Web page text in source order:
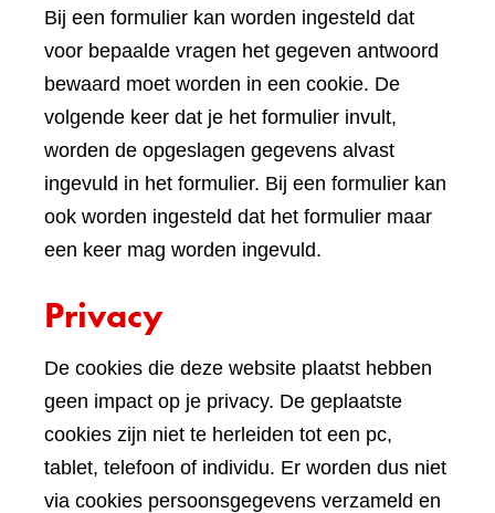
Bij een formulier kan worden ingesteld dat
voor bepaalde vragen het gegeven antwoord
bewaard moet worden in een cookie. De
volgende keer dat je het formulier invult,
worden de opgeslagen gegevens alvast
ingevuld in het formulier. Bij een formulier kan
ook worden ingesteld dat het formulier maar
een keer mag worden ingevuld.
Privacy
De cookies die deze website plaatst hebben
geen impact op je privacy. De geplaatste
cookies zijn niet te herleiden tot een pc,
tablet, telefoon of individu. Er worden dus niet
via cookies persoonsgegevens verzameld en